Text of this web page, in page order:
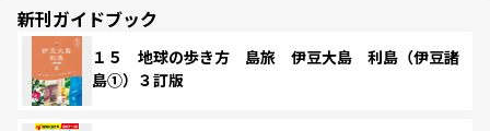
新刊ガイドブック
１５ 地球の歩き方 島旅 伊豆大島 利島（伊豆諸
島①）３訂版